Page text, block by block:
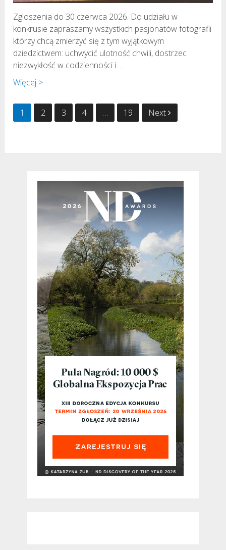
Zgloszenia do 30 czerwca 2026. Do udziału w
konkrusie zapraszamy wszystkich pasjonatów fotografii
którzy chcą zmierzyć się z tym wyjątkowym
dziedzictwem: uchwycić ulotność chwili, dostrzec
niezwykłość w codzienności i …
Więcej >
Stronicowanie
wpisów
1 2 3 4 … 19 Next